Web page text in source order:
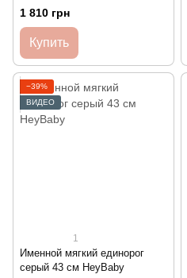
1 810 грн
Купить
−39%
ВИДЕО
1
Именной мягкий единорог
серый 43 см HeyBaby